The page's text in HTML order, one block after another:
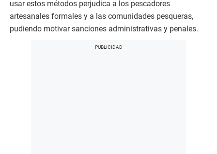
usar estos métodos perjudica a los pescadores
artesanales formales y a las comunidades pesqueras,
pudiendo motivar sanciones administrativas y penales.